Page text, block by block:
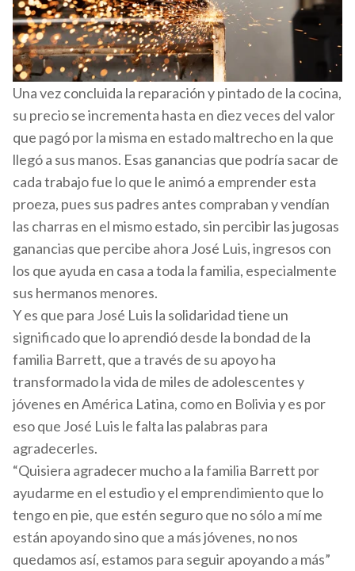
Una vez concluida la reparación y pintado de la cocina,
su precio se incrementa hasta en diez veces del valor
que pagó por la misma en estado maltrecho en la que
llegó a sus manos. Esas ganancias que podría sacar de
cada trabajo fue lo que le animó a emprender esta
proeza, pues sus padres antes compraban y vendían
las charras en el mismo estado, sin percibir las jugosas
ganancias que percibe ahora José Luis, ingresos con
los que ayuda en casa a toda la familia, especialmente
sus hermanos menores.
Y es que para José Luis la solidaridad tiene un
significado que lo aprendió desde la bondad de la
familia Barrett, que a través de su apoyo ha
transformado la vida de miles de adolescentes y
jóvenes en América Latina, como en Bolivia y es por
eso que José Luis le falta las palabras para
agradecerles.
“Quisiera agradecer mucho a la familia Barrett por
ayudarme en el estudio y el emprendimiento que lo
tengo en pie, que estén seguro que no sólo a mí me
están apoyando sino que a más jóvenes, no nos
quedamos así, estamos para seguir apoyando a más”